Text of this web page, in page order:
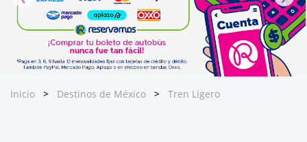
Inicio Destinos de México Tren Ligero